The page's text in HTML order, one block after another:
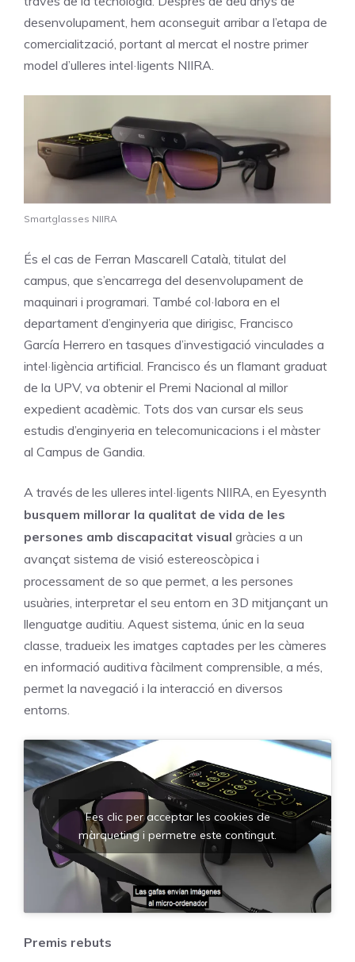
desenvolupament, hem aconseguit arribar a l’etapa de
comercialització, portant al mercat el nostre primer
model d’ulleres intel·ligents NIIRA.
Smartglasses NIIRA
És el cas de Ferran Mascarell Català, titulat del
campus, que s’encarrega del desenvolupament de
maquinari i programari. També col·labora en el
departament d’enginyeria que dirigisc, Francisco
García Herrero en tasques d’investigació vinculades a
intel·ligència artificial. Francisco és un flamant graduat
de la UPV, va obtenir el Premi Nacional al millor
expedient acadèmic. Tots dos van cursar els seus
estudis d’enginyeria en telecomunicacions i el màster
al Campus de Gandia.
A través de les ulleres intel·ligents NIIRA, en Eyesynth
busquem millorar la qualitat de vida de les
persones amb discapacitat visual gràcies a un
avançat sistema de visió estereoscòpica i
processament de so que permet, a les persones
usuàries, interpretar el seu entorn en 3D mitjançant un
llenguatge auditiu. Aquest sistema, únic en la seua
classe, tradueix les imatges captades per les càmeres
en informació auditiva fàcilment comprensible, a més,
permet la navegació i la interacció en diversos
entorns.
Fes clic per acceptar les cookies de
màrqueting i permetre este contingut.
Premis rebuts